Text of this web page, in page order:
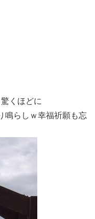
くほどに
鳴らしｗ幸福祈願も忘